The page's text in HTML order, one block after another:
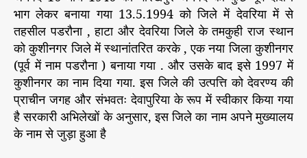
भाग लेकर बनाया गया 13.5.1994 को जिले में देवरिया में से
तहसील पडरौना , हाटा और देवरिया जिले के तमकुही राज स्थान
को कुशीनगर जिले में स्थानांतरित करके , एक नया जिला कुशीनगर
(पूर्व में नाम पडरौना ) बनाया गया . और उसके बाद इसे 1997 में
कुशीनगर का नाम दिया गया. इस जिले की उत्पत्ति को देवरण्य की
प्राचीन जगह और संभवतः देवापुरिया के रूप में स्वीकार किया गया
है सरकारी अभिलेखों के अनुसार, इस जिले का नाम अपने मुख्यालय
के नाम से जुड़ा हुआ है